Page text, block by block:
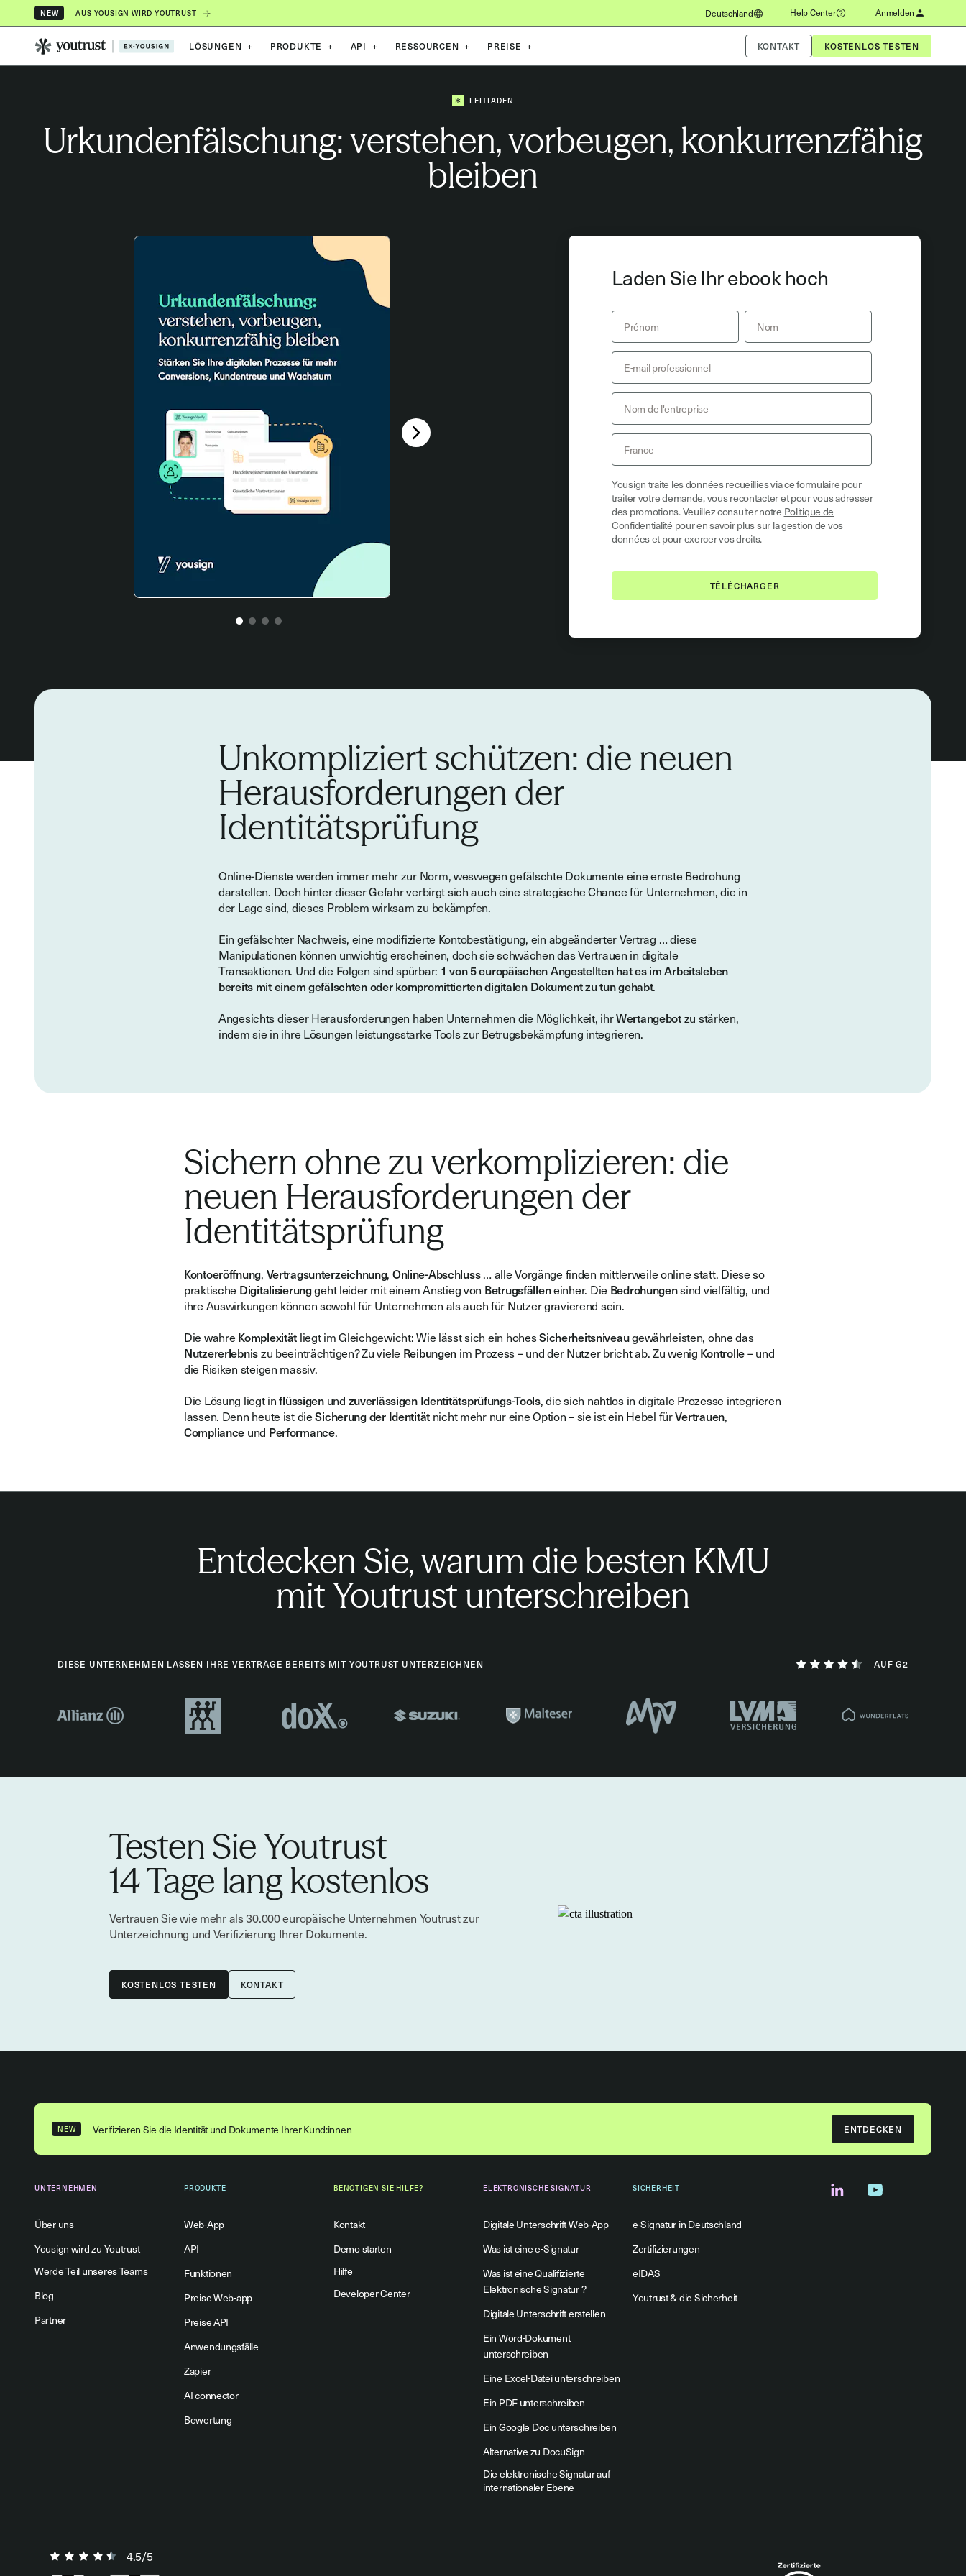
NEW AUS YOUSIGN WIRD YOUTRUST Deutschland Help Center Anmelden
LÖSUNGEN + PRODUKTE + API + RESSOURCEN + PREISE + KONTAKT
LEITFADEN
Urkundenfälschung: verstehen, vorbeugen, konkurrenzfähig
bleiben
▶
Laden Sie Ihr ebook hoch
Yousign traite les données recueillies via ce formulaire pour
traiter votre demande, vous recontacter et pour vous adresser
des promotions. Veuillez consulter notre Politique de
Confidentialité pour en savoir plus sur la gestion de vos
données et pour exercer vos droits.
Unkompliziert schützen: die neuen
Herausforderungen der
Identitätsprüfung
Online-Dienste werden immer mehr zur Norm, weswegen gefälschte Dokumente eine ernste Bedrohung
darstellen. Doch hinter dieser Gefahr verbirgt sich auch eine strategische Chance für Unternehmen, die in
der Lage sind, dieses Problem wirksam zu bekämpfen.
Ein gefälschter Nachweis, eine modifizierte Kontobestätigung, ein abgeänderter Vertrag … diese
Manipulationen können unwichtig erscheinen, doch sie schwächen das Vertrauen in digitale
Transaktionen. Und die Folgen sind spürbar: 1 von 5 europäischen Angestellten hat es im Arbeitsleben
bereits mit einem gefälschten oder kompromittierten digitalen Dokument zu tun gehabt.
Angesichts dieser Herausforderungen haben Unternehmen die Möglichkeit, ihrWertangebotzu stärken,
indem sie in ihre Lösungen leistungsstarke Tools zur Betrugsbekämpfung integrieren.
Sichern ohne zu verkomplizieren: die
neuen Herausforderungen der
Identitätsprüfung
Kontoeröffnung, Vertragsunterzeichnung, Online-Abschluss… alle Vorgänge finden mittlerweile online statt. Diese so
praktische Digitalisierunggeht leider mit einem Anstieg von Betrugsfälleneinher. Die Bedrohungensind vielfältig, und
ihre Auswirkungen können sowohl für Unternehmen als auch für Nutzer gravierend sein.
Die wahre Komplexität liegt im Gleichgewicht: Wie lässt sich ein hohesSicherheitsniveaugewährleisten, ohne das
Nutzererlebniszu beeinträchtigen? Zu viele Reibungen im Prozess – und der Nutzer bricht ab. Zu wenig Kontrolle– und
die Risiken steigen massiv.
Die Lösung liegt inflüssigenund zuverlässigen Identitätsprüfungs-Tools, die sich nahtlos in digitale Prozesse integrieren
lassen. Denn heute ist dieSicherung der Identität nicht mehr nur eine Option – sie ist ein Hebel fürVertrauen,
Compliance und Performance.
Entdecken Sie, warum die besten KMU
mit Youtrust unterschreiben
DIESE UNTERNEHMEN LASSEN IHRE VERTRÄGE BEREITS MIT YOUTRUST UNTERZEICHNEN AUF G2
Testen Sie Youtrust
14 Tage lang kostenlos
Vertrauen Sie wie mehr als 30.000 europäische Unternehmen Youtrust zur
Unterzeichnung und Verifizierung Ihrer Dokumente.
KONTAKT
NEW Verifizieren Sie die Identität und Dokumente Ihrer Kund:innen ENTDECKEN
UNTERNEHMEN
Über uns
Yousign wird zu Youtrust
Werde Teil unseres Teams
Blog
Partner
PRODUKTE
Web-App
API
Funktionen
Preise Web-app
Preise API
Anwendungsfälle
Zapier
AI connector
Bewertung
BENÖTIGEN SIE HILFE?
Kontakt
Demo starten
Hilfe
Developer Center
ELEKTRONISCHE SIGNATUR
Digitale Unterschrift Web-App
Was ist eine e-Signatur
Was ist eine Qualifizierte
Elektronische Signatur ?
Digitale Unterschrift erstellen
Ein Word-Dokument
unterschreiben
Eine Excel-Datei unterschreiben
Ein PDF unterschreiben
Ein Google Doc unterschreiben
Alternative zu DocuSign
Die elektronische Signatur auf
internationaler Ebene
SICHERHEIT
e-Signatur in Deutschland
Zertifizierungen
eIDAS
Youtrust & die Sicherheit
4.5/5